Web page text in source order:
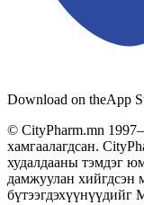
Download on theApp
© CityPharm.mn
хамгаалагдсан.
худалдааны тэмдэг
дамжуулан хийгдсэн